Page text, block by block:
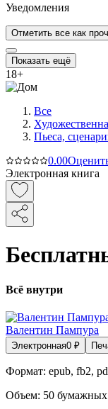
Уведомления
Отметить все как
Показать ещё
18+
Все
Пьеса,
0.00
Электронная книга
Всё внутри
Валентин Пампура
Электронная0 ₽
Формат: epub, fb2,
Объем: 50 бумажных